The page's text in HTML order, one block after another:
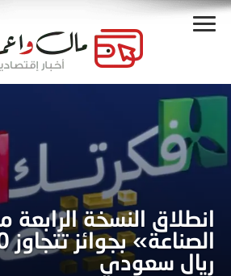
انطلاق النسخة
ريال سعودي